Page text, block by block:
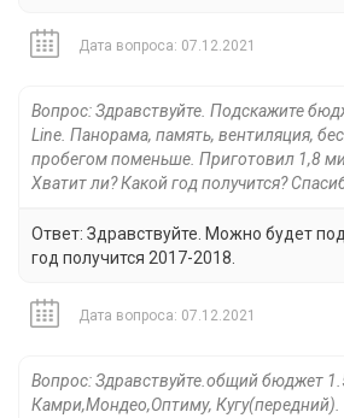
Дата вопроса: 07.12.2021
Вопрос: Здравствуйте. Подскажите
Line. Панорама, память, вентиляция,
пробегом поменьше. Приготовил 1,8
Хватит ли? Какой год получится?
Ответ: Здравствуйте. Можно будет
год получится 2017-2018.
Дата вопроса: 07.12.2021
Вопрос: Здравствуйте.общий бюджет
Камри,Мондео,Оптиму, Кугу(передний).